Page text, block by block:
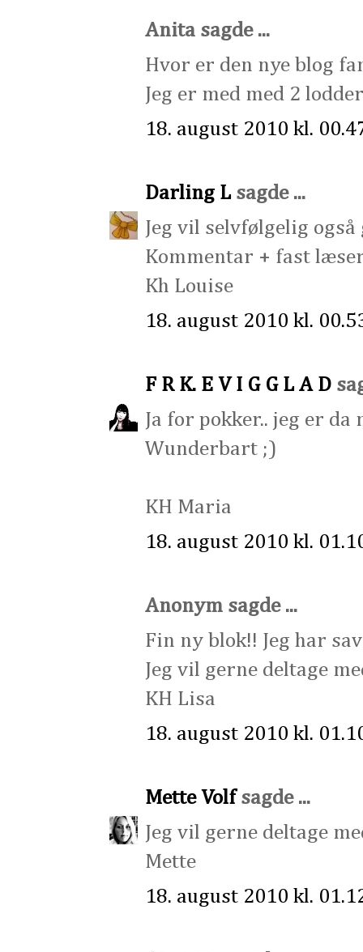
Anita sagde ...
Hvor er den nye blog
Jeg er med med 2
18. august 2010 kl.
Darling L sagde ...
Jeg vil selvfølgelig
Kommentar + fast
Kh Louise
18. august 2010 kl.
F R K. E V I G G L A D
Ja for pokker.. jeg er
Wunderbart ;)
KH Maria
18. august 2010 kl.
Anonym sagde ...
Fin ny blok!! Jeg har
Jeg vil gerne deltage
KH Lisa
18. august 2010 kl.
Mette Volfsagde ...
Jeg vil gerne deltage
Mette
18. august 2010 kl.